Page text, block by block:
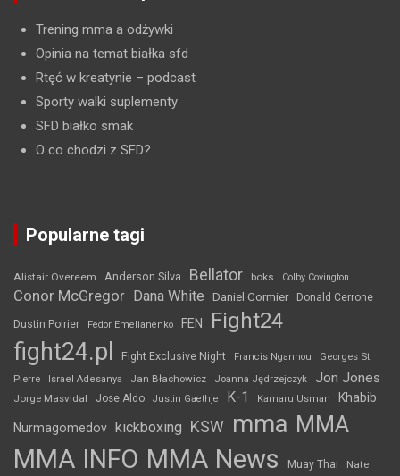
Trening mma a odżywki
Opinia na temat białka sfd
Rtęć w kreatynie – podcast
Sporty walki suplementy
SFD białko smak
O co chodzi z SFD?
Popularne tagi
Alistair Overeem Anderson Silva Bellator boks Colby Covington
Conor McGregor Dana White Daniel Cormier Donald Cerrone
Dustin Poirier Fedor Emelianenko FEN Fight24
fight24.pl Fight Exclusive Night Francis Ngannou
Georges St.
Pierre
Israel Adesanya Jan Błachowicz Joanna Jędrzejczyk Jon Jones
Jorge Masvidal Jose Aldo Justin Gaethje K-1 Kamaru Usman Khabib
Nurmagomedov kickboxing KSW mma MMA
MMA INFO MMA News Muay Thai Nate